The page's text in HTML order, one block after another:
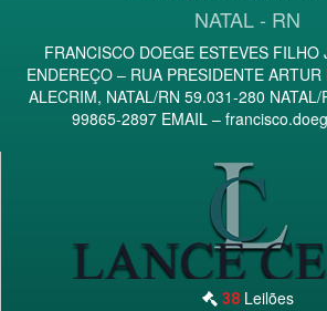
NATAL - RN
FRANCISCO DOEGE ESTEVES FILHO
ENDEREÇO – RUA PRESIDENTE
ALECRIM, NATAL/RN 59.031-280
99865-2897 EMAIL –
38 Leilões